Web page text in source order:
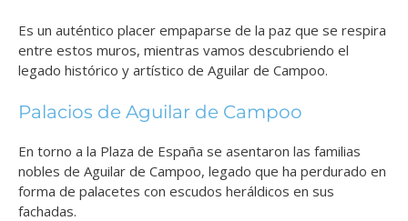
Es un auténtico placer empaparse de la paz que se respira
entre estos muros, mientras vamos descubriendo el
legado histórico y artístico de Aguilar de Campoo.
Palacios de Aguilar de Campoo
En torno a la Plaza de España se asentaron las familias
nobles de Aguilar de Campoo, legado que ha perdurado en
forma de palacetes con escudos heráldicos en sus
fachadas.